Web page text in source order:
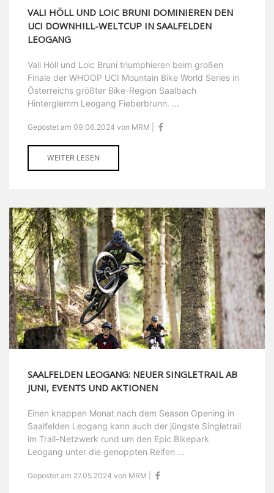
VALI HÖLL UND LOIC BRUNI DOMINIEREN DEN
UCI DOWNHILL-WELTCUP IN SAALFELDEN
LEOGANG
Vali Höll und Loic Bruni triumphieren beim großen
Finale der WHOOP UCI Mountain Bike World Series in
Österreichs größter Bike-Region Saalbach
Hinterglemm Leogang Fieberbrunn. ...
Gepostet am 09.06.2024 von MRM |
WEITER LESEN
SAALFELDEN LEOGANG: NEUER SINGLETRAIL AB
JUNI, EVENTS UND AKTIONEN
Einen knappen Monat nach dem Season Opening in
Saalfelden Leogang kann auch der jüngste Singletrail
im Trail-Netzwerk rund um den Epic Bikepark
Leogang unter die genoppten Reifen ...
Gepostet am 27.05.2024 von MRM |